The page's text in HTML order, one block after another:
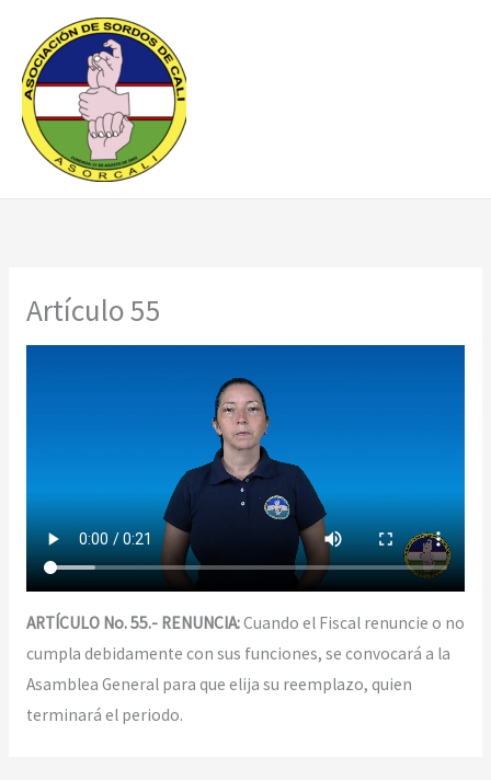
contenido
Artículo 55
ARTÍCULO No. 55.- RENUNCIA:Cuando el Fiscal renuncie o no
cumpla debidamente con sus funciones, se convocará a la
Asamblea General para que elija su reemplazo, quien
terminará el periodo.